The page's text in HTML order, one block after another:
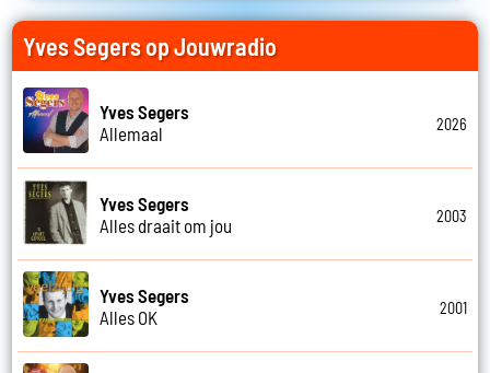
Yves Segers op Jouwradio
Yves Segers
Allemaal
2026
Yves Segers
Alles draait om jou
2003
Yves Segers
Alles OK
2001